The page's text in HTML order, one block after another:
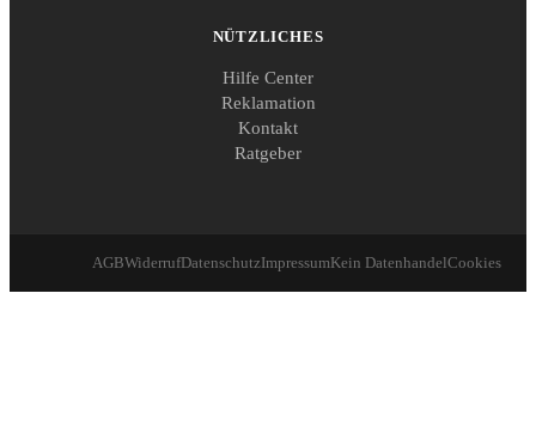
NÜTZLICHES
Hilfe Center
Reklamation
Kontakt
Ratgeber
AGBWiderrufDatenschutzImpressumKein DatenhandelCookies